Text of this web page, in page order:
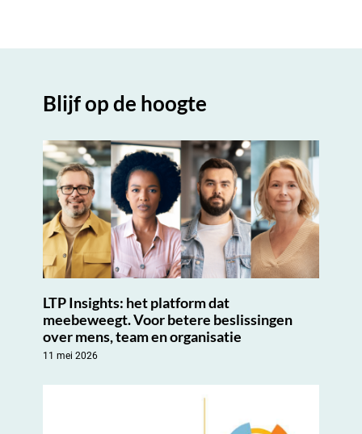
Blijf op de hoogte
LTP Insights: het platform dat
meebeweegt. Voor betere beslissingen
over mens, team en organisatie
11 mei 2026